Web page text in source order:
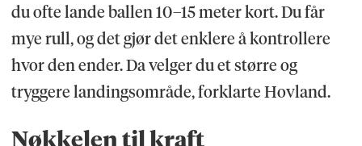
du ofte lande ballen 10–15 meter kort. Du får
mye rull, og det gjør det enklere å kontrollere
hvor den ender. Da velger du et større og
tryggere landingsområde, forklarte Hovland.
Nøkkelen til kraft